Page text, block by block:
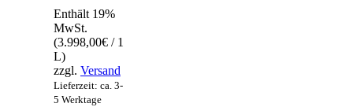
Enthält 19%
MwSt.
(3.998,00€ / 1
L)
zzgl. Versand
Lieferzeit: ca. 3-
5 Werktage